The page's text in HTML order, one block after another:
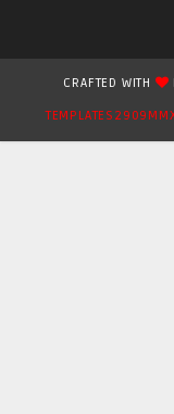
CRAFTED WITH